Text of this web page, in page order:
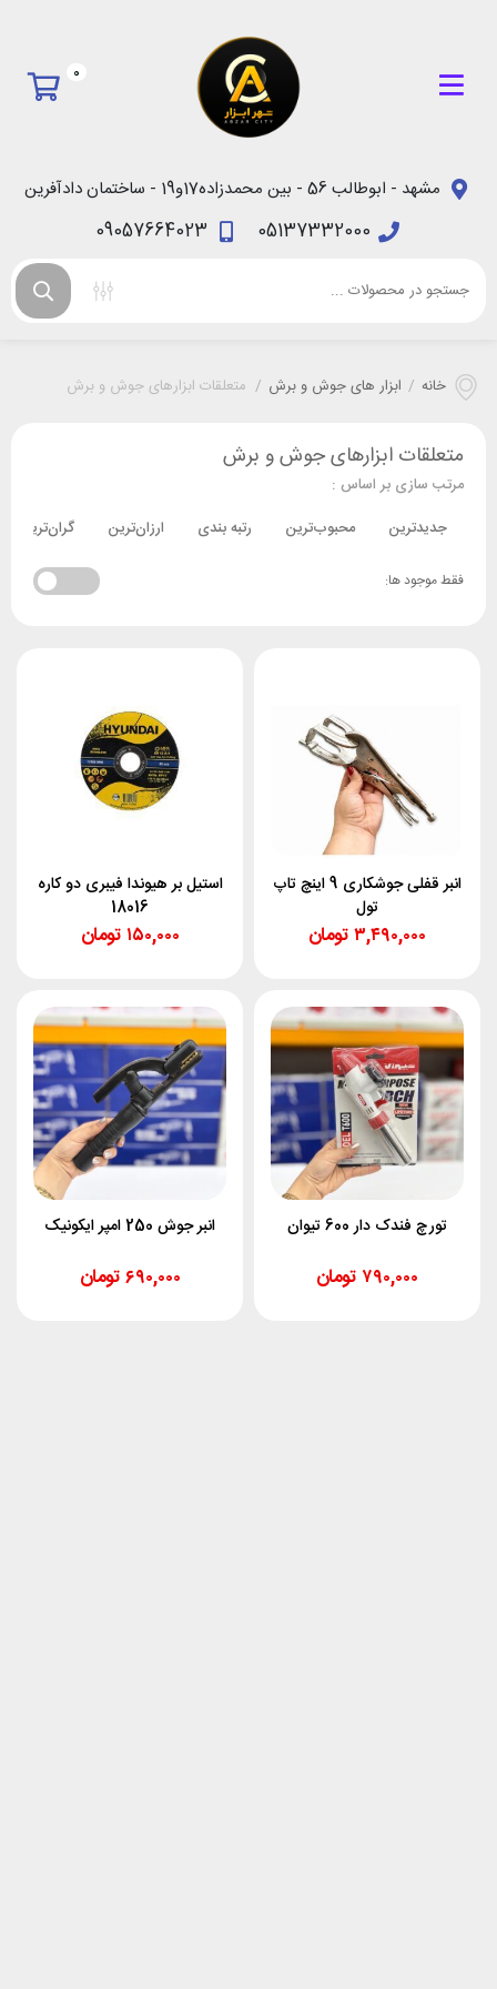
0
مشهد - ابوطالب 56 - بین محمدزاده17و19 - ساختمان دادآفرین
05137332000
09057664023
خانه / ابزار های جوش و برش / متعلقات ابزارهای جوش و برش
متعلقات ابزارهای جوش و برش
مرتب سازی بر اساس :
جدیدترین
محبوب‌ترین رتبه بندی ارزان‌ترین گران‌ترین
فقط موجود ها:
انبر قفلی جوشکاری 9 اینچ تاپ
تول
تومان۳,۴۹۰,۰۰۰
استیل بر هیوندا فیبری دو کاره
18016
تومان ۱۵۰,۰۰۰
تورچ فندک دار 600 تیوان
تومان ۷۹۰,۰۰۰
انبر جوش 250 امپر ایکونیک
تومان۶۹۰,۰۰۰